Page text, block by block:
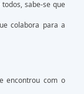
sabe-se que
colabora para a
encontrou com o